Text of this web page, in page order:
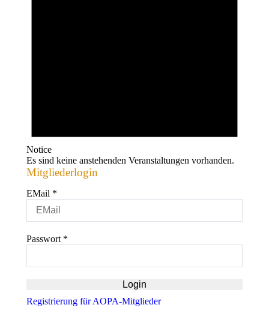
Notice
Es sind keine anstehenden Veranstaltungen vorhanden.
Mitgliederlogin
EMail *
Passwort *
Registrierung für AOPA-Mitglieder